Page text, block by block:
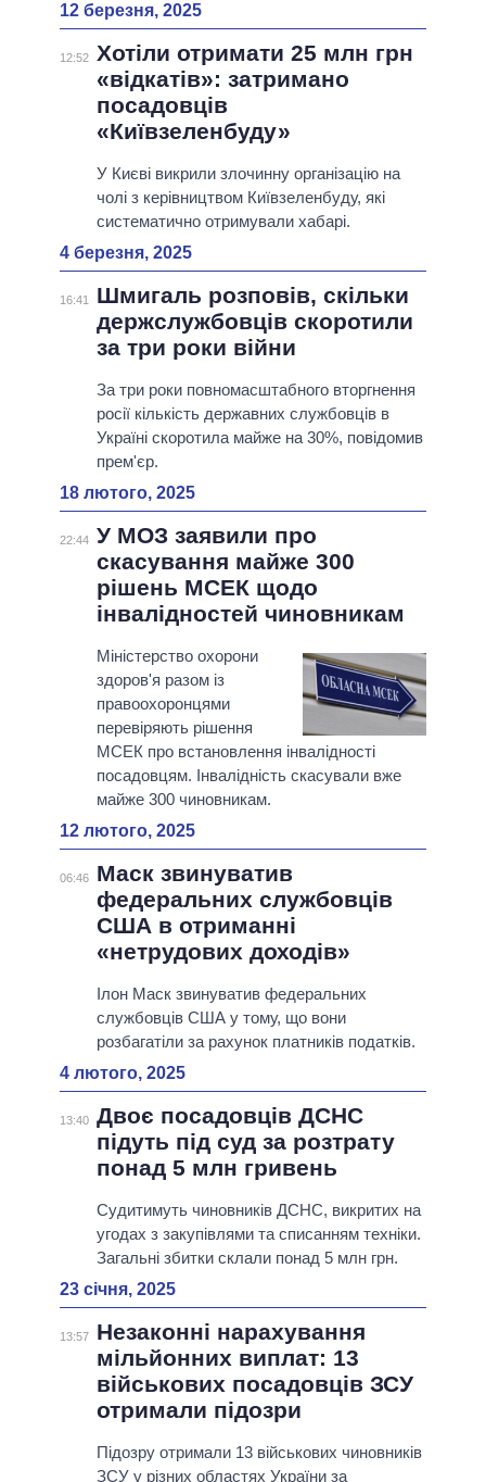
12 березня, 2025
12:52 Хотіли отримати 25 млн грн
«відкатів»: затримано
посадовців
«Київзеленбуду»
У Києві викрили злочинну організацію на
чолі з керівництвом Київзеленбуду, які
систематично отримували хабарі.
4 березня, 2025
16:41
Шмигаль розповів, скільки
держслужбовців скоротили
за три роки війни
За три роки повномасштабного вторгнення
росії кількість державних службовців в
Україні скоротила майже на 30%, повідомив
прем'єр.
18 лютого, 2025
22:44 У МОЗ заявили про
скасування майже 300
рішень МСЕК щодо
інвалідностей чиновникам
Міністерство охорони
здоров'я разом із
правоохоронцями
перевіряють рішення
МСЕК про встановлення інвалідності
посадовцям. Інвалідність скасували вже
майже 300 чиновникам.
12 лютого, 2025
06:46
Маск звинуватив
федеральних службовців
США в отриманні
«нетрудових доходів»
Ілон Маск звинуватив федеральних
службовців США у тому, що вони
розбагатіли за рахунок платників податків.
4 лютого, 2025
13:40 Двоє посадовців ДСНС
підуть під суд за розтрату
понад 5 млн гривень
Судитимуть чиновників ДСНС, викритих на
угодах з закупівлями та списанням техніки.
Загальні збитки склали понад 5 млн грн.
23 січня, 2025
13:57
Незаконні нарахування
мільйонних виплат: 13
військових посадовців ЗСУ
отримали підозри
Підозру отримали 13 військових чиновників
ЗСУ у різних областях України за